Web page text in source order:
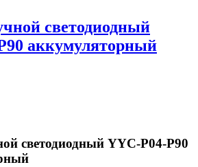
светодиодный
аккумуляторный
светодиодный YYC-Р04-Р90